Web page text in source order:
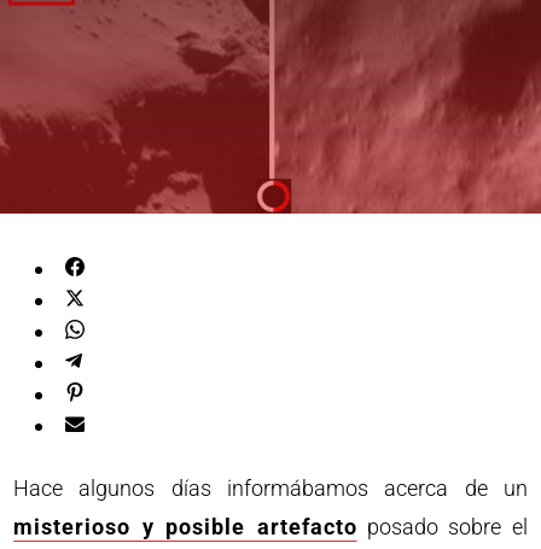
Hace algunos días informábamos acerca de un
misterioso y posible artefacto posado sobre el